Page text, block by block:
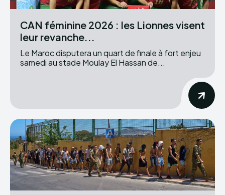
CAN féminine 2026 : les Lionnes visent
leur revanche...
Le Maroc disputera un quart de finale à fort enjeu
samedi au stade Moulay El Hassan de...